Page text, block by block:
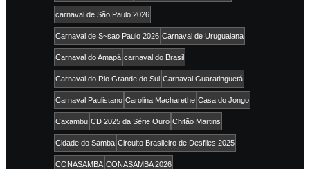
carnaval de São Paulo 2026
Carnaval de S~sao Paulo 2026 Carnaval de Uruguaiana
Carnaval do Amapá carnaval do Brasil
Carnaval do Rio Grande do Sul Carnaval Guaratinguetá
Carnaval Paulistano Carolina Macharethe Casa do Jongo
Caxambu CD 2025 da Série Ouro Chitão Martins
Cidade do Samba Circuito Brasileiro de Desfiles 2025
CONASAMBA CONASAMBA 2026